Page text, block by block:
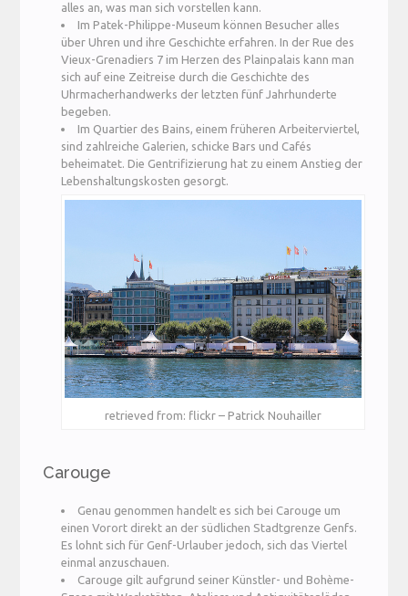
alles an, was man sich vorstellen kann.
Im Patek-Philippe-Museum können Besucher alles
über Uhren und ihre Geschichte erfahren. In der Rue des
Vieux-Grenadiers 7 im Herzen des Plainpalais kann man
sich auf eine Zeitreise durch die Geschichte des
Uhrmacherhandwerks der letzten fünf Jahrhunderte
begeben.
Im Quartier des Bains, einem früheren Arbeiterviertel,
sind zahlreiche Galerien, schicke Bars und Cafés
beheimatet. Die Gentrifizierung hat zu einem Anstieg der
Lebenshaltungskosten gesorgt.
retrieved from: flickr – Patrick Nouhailler
Carouge
Genau genommen handelt es sich bei Carouge um
einen Vorort direkt an der südlichen Stadtgrenze Genfs.
Es lohnt sich für Genf-Urlauber jedoch, sich das Viertel
einmal anzuschauen.
Carouge gilt aufgrund seiner Künstler- und Bohème-